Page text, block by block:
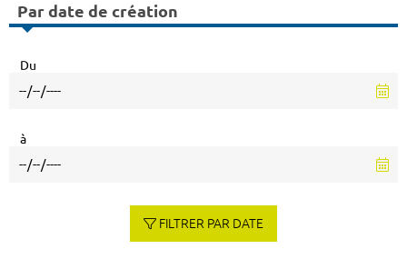
Par date de création
Du
à
FILTRER PAR DATE